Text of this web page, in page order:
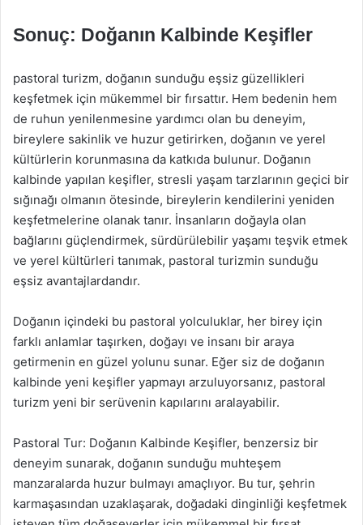
Sonuç: Doğanın Kalbinde Keşifler
pastoral turizm, doğanın sunduğu eşsiz güzellikleri
keşfetmek için mükemmel bir fırsattır. Hem bedenin hem
de ruhun yenilenmesine yardımcı olan bu deneyim,
bireylere sakinlik ve huzur getirirken, doğanın ve yerel
kültürlerin korunmasına da katkıda bulunur. Doğanın
kalbinde yapılan keşifler, stresli yaşam tarzlarının geçici bir
sığınağı olmanın ötesinde, bireylerin kendilerini yeniden
keşfetmelerine olanak tanır. İnsanların doğayla olan
bağlarını güçlendirmek, sürdürülebilir yaşamı teşvik etmek
ve yerel kültürleri tanımak, pastoral turizmin sunduğu
eşsiz avantajlardandır.
Doğanın içindeki bu pastoral yolculuklar, her birey için
farklı anlamlar taşırken, doğayı ve insanı bir araya
getirmenin en güzel yolunu sunar. Eğer siz de doğanın
kalbinde yeni keşifler yapmayı arzuluyorsanız, pastoral
turizm yeni bir serüvenin kapılarını aralayabilir.
Pastoral Tur: Doğanın Kalbinde Keşifler, benzersiz bir
deneyim sunarak, doğanın sunduğu muhteşem
manzaralarda huzur bulmayı amaçlıyor. Bu tur, şehrin
karmaşasından uzaklaşarak, doğadaki dinginliği keşfetmek